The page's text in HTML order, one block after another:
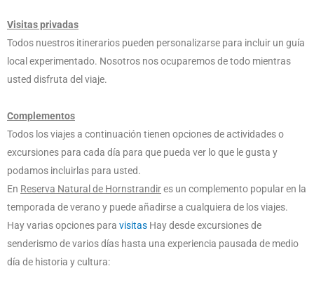
Visitas privadas
Todos nuestros itinerarios pueden personalizarse para incluir un guía
local experimentado. Nosotros nos ocuparemos de todo mientras
usted disfruta del viaje.
Complementos
Todos los viajes a continuación tienen opciones de actividades o
excursiones para cada día para que pueda ver lo que le gusta y
podamos incluirlas para usted.
En Reserva Natural de Hornstrandires un complemento popular en la
temporada de verano y puede añadirse a cualquiera de los viajes.
Hay varias opciones para visitas Hay desde excursiones de
senderismo de varios días hasta una experiencia pausada de medio
día de historia y cultura: